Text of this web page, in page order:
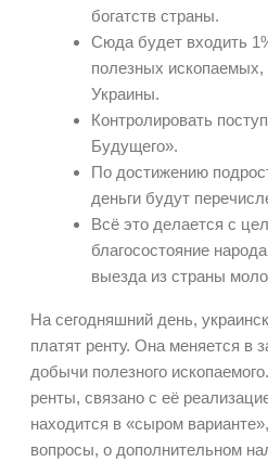
богатств страны.
Сюда будет входить
полезных
Украины.
Контролировать
Будущего».
По достижению
деньги будут
Всё это делается с
благосостояние
выезда из страны
На сегодняшний день,
платят ренту. Она меняется в
добычи полезного
ренты, связано с её
находится в «сыром
вопросы, о дополнительном